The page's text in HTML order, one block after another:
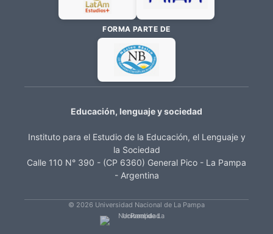
FORMA PARTE DE
Educación, lenguaje y sociedad
Instituto para el Estudio de la Educación, el Lenguaje y
la Sociedad
Calle 110 N° 390 - (CP 6360) General Pico - La Pampa
- Argentina
© 2026 Universidad Nacional de La Pampa